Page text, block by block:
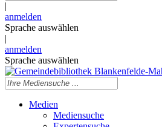
|
anmelden
Sprache auswählen
|
anmelden
Sprache auswählen
Medien
Mediensuche